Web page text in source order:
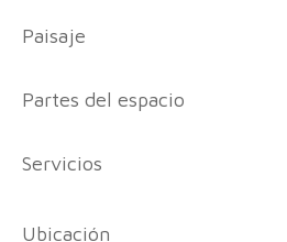
Paisaje
Partes del espacio
Servicios
Ubicación